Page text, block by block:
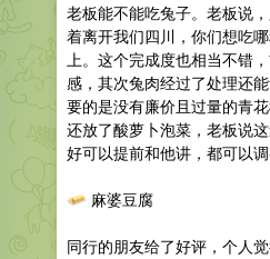
老板能不能吃兔子。老板说
着离开我们四川，你们想吃
上。这个完成度也相当不错
感，其次兔肉经过了处理还
要的是没有廉价且过量的青
还放了酸萝卜泡菜，老板说
好可以提前和他讲，都可以调
麻婆豆腐
同行的朋友给了好评，个人